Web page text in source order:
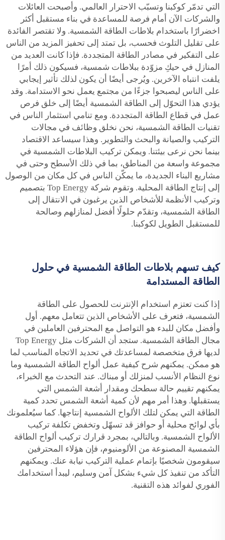
التي تدمّر كوكبنا وتسبّب الاحترار العالمي. وأصبحت العائلات
والشركات الآن أمام فرصة للمساعدة في بناء مستقبل أكثر
اخضرارًا باستخدام بلاطات الطاقة الشمسية. ولا تقتصر الفائدة
على تقليل التلوث فحسب، بل تمتد إلى تحفيز المزيد من الناس
على التفكير في مصادر الطاقة المتجددة. فإذا كانت العديد من
المنازل في حيكِ مزوّدة ببلاطات شمسية، فسيكون ذلك أمرًا
يلفت انتباه الآخرين. ويُرجى أيضًا أن يكون لذلك تأثير إيجابي
على الناس ليصبحوا جزءًا من مجتمع يعمل نحو الاستدامة. وقد
يؤدي هذا التحوّل إلى الطاقة الشمسية أيضًا إلى خلق فرص
عمل في قطاع الطاقة المتجددة. ومع تنامي استثمار الناس في
تقنيات الطاقة الشمسية، نحن نخلق وظائف في مجالات
التركيب والصيانة والبحث والتطوير. وهذا سيساعد الاقتصاد
بينما نحن نرعى بيئتنا. ويمكن تركيب البلاطات الشمسية في
مجموعة واسعة من المناطق، بما في ذلك الأسطح وحتى في
مشاريع البناء الجديدة، ما يمكّن الناس في كل مكان من الوصول
إلى إنتاج الطاقة المحلية. وتقوم شركة Top Energy بتصميم
وتركيب الأنظمة للأشخاص الذين يرغبون في الانتقال إلى
الطاقة الشمسية، وتقدّم حلولًا أفضل لمنازلهم وصالحة
للمستقبل الطويل لكوكبنا.
كيف تسهم بلاطات الطاقة الشمسية في حلول
الطاقة المستدامة
إذا كنت تعتزم استخدام الإنترنت للحصول على الطاقة
الشمسية، فتعرف على الأشخاص الذين تتعامل معهم. أول
وأفضل مكان للبدء هو التواصل مع المحترفين العاملين في
مجال الطاقة الشمسية. ستجد أن الشركات مثل Top Energy
لديها فرق متخصصة لمساعدتك في تحديد الاتجاه المناسب لما
هو ممكن. يمكنهم شرح كيفية عمل ألواح الطاقة الشمسية وما
نوع النظام الأنسب لمنزلك أو مبناك. عند التحدث مع الخبراء،
يمكنهم تقييم حالة سطحك ومقدار أشعة الشمس التي
يستقبلها. وهذا أمر مهم لأن كمية أشعة الشمس تحدد كمية
الطاقة التي يمكن لتلك الألواح الشمسية إنتاجها. كما سيُعلمونك
بأي لوائح محلية أو حوافز قد تسهّل وتخفض تكلفة تركيب
الألواح الشمسية. وبالتالي، بمجرد قرارك تركيب ألواح الطاقة
الشمسية المصنوعة من الألومنيوم، فإن هؤلاء المحترفين
سيقومون شخصيًا بإتمام عملية التركيب نيابة عنك. ويمكنهم
التأكد من تنفيذ كل شيء بشكل آمن وسليم، ليبدأ استخدامك
الفوري لفوائد هذه التقنية.